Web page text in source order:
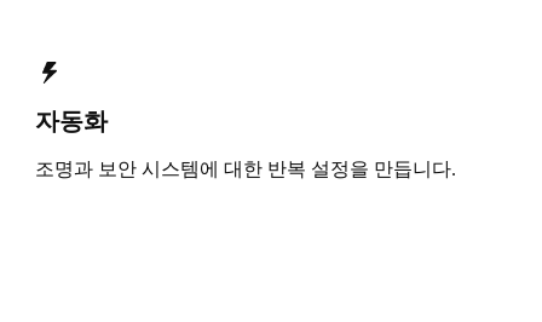
자동화
조명과 보안 시스템에 대한 반복 설정을 만듭니다.